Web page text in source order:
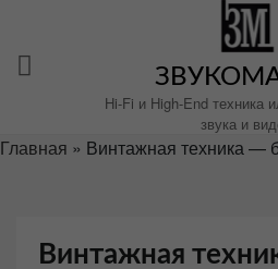
содержимому
Hi-Fi и High-End техника
звука и
Главная » Винтажная техника —
Винтажная